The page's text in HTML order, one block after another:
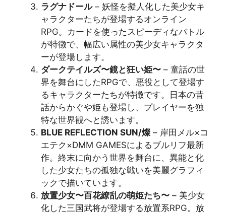
ラグナドール– 妖怪を擬人化した美少女キ
ャラクターたちが登場するオンライン
RPG。カードを使ったスピーディなバトル
が特徴で、幅広い属性の美少女キャラクタ
ーが登場します​​。
ダークテイルズ〜鏡と狂い姫〜 – 童話の世
界を舞台にしたRPGで、悪役として登場す
るキャラクターたちが特徴です。日本の昔
話からかぐや姫も登場し、プレイヤーを独
特な世界観へと誘います​​。
BLUE REFLECTION SUN/燦 – 岸田メル×コ
エテク×DMM GAMESによるブルリフ最新
作。終末に向かう世界を舞台に、異能と化
した少女たちの孤独な戦いを美麗グラフィ
ックで描いています​​。
放置少女〜百花繚乱の萌姫たち〜 – 美少女
化した三国武将が登場する放置系RPG。放